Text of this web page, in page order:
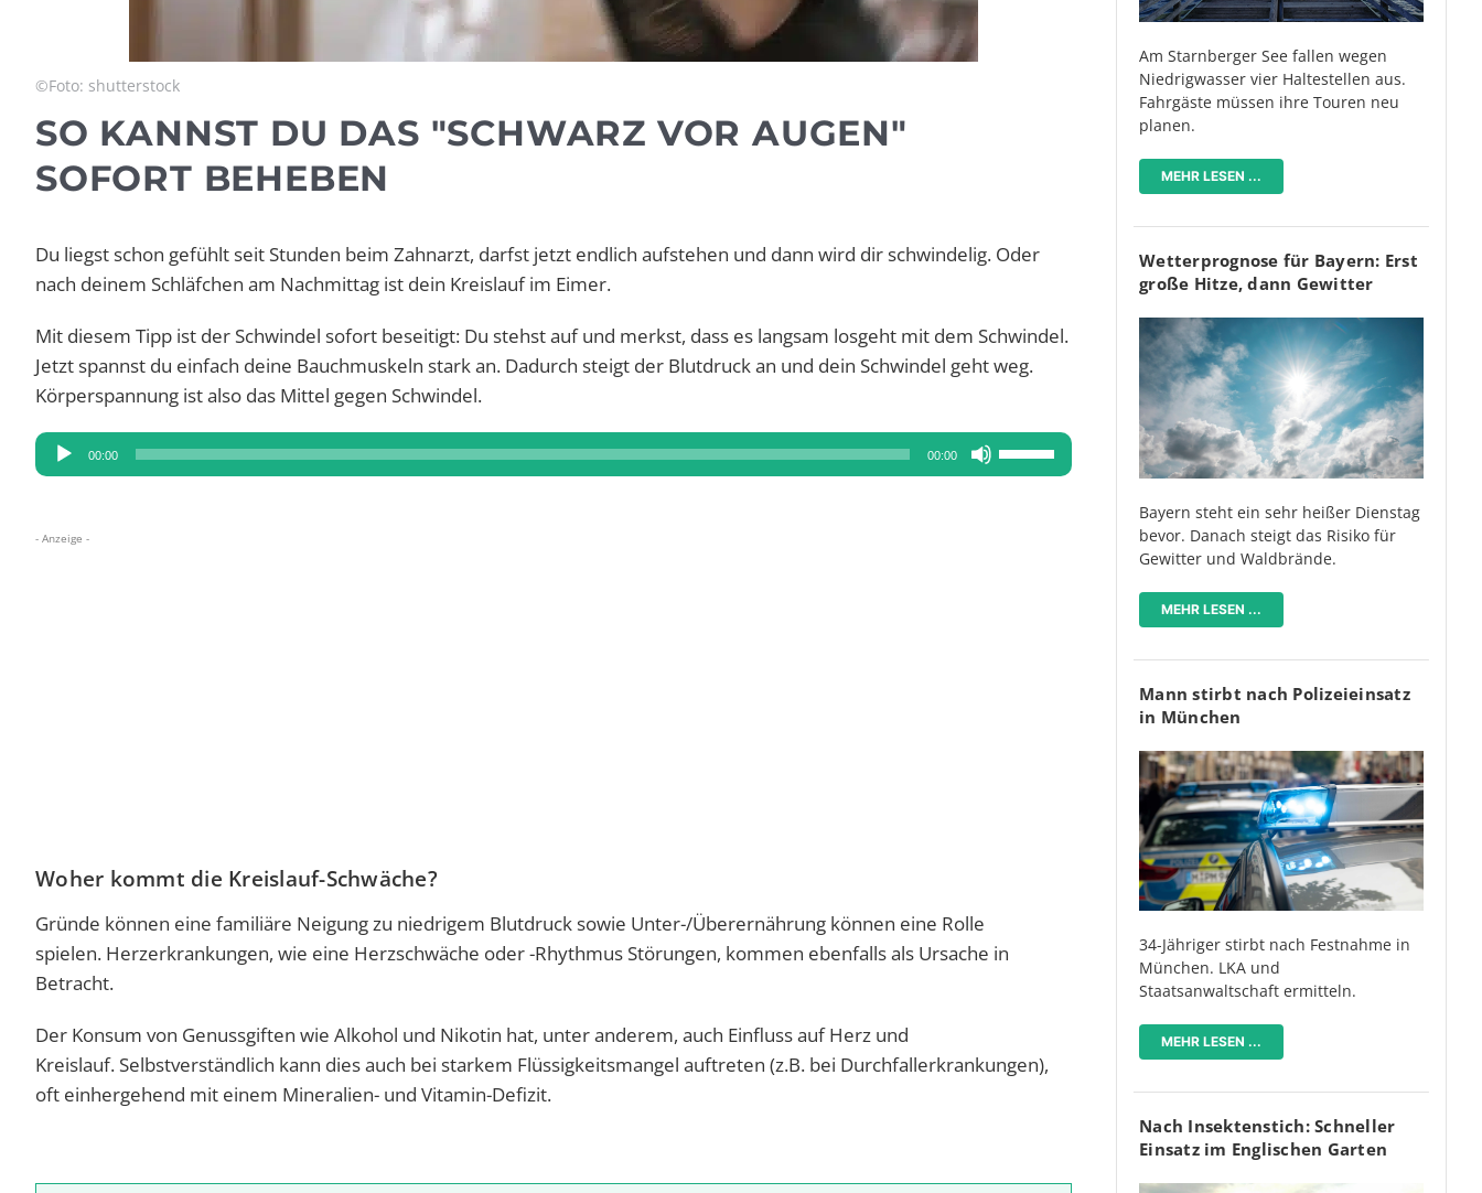
©Foto: shutterstock
SO KANNST DU DAS "SCHWARZ VOR AUGEN"
SOFORT BEHEBEN
Du liegst schon gefühlt seit Stunden beim Zahnarzt, darfst jetzt endlich aufstehen und dann wird dir schwindelig. Oder
nach deinem Schläfchen am Nachmittag ist dein Kreislauf im Eimer.
Mit diesem Tipp ist der Schwindel sofort beseitigt: Du stehst auf und merkst, dass es langsam losgeht mit dem Schwindel.
Jetzt spannst du einfach deine Bauchmuskeln stark an. Dadurch steigt der Blutdruck an und dein Schwindel geht weg.
Körperspannung ist also das Mittel gegen Schwindel.
Audio-
Player
00:00 00:00
Pfeiltasten
Hoch/Runter
- Anzeige -
Woher kommt die Kreislauf-Schwäche?
Gründe können eine familiäre Neigung zu niedrigem Blutdruck sowie Unter-/Überernährung können eine Rolle
spielen. Herzerkrankungen, wie eine Herzschwäche oder -Rhythmus Störungen, kommen ebenfalls als Ursache in
Betracht.
Der Konsum von Genussgiften wie Alkohol und Nikotin hat, unter anderem, auch Einfluss auf Herz und
Kreislauf. Selbstverständlich kann dies auch bei starkem Flüssigkeitsmangel auftreten (z.B. bei Durchfallerkrankungen),
oft einhergehend mit einem Mineralien- und Vitamin-Defizit.
Am Starnberger See fallen wegen
Niedrigwasser vier Haltestellen aus.
Fahrgäste müssen ihre Touren neu
planen.
MEHR LESEN ...
Wetterprognose für Bayern: Erst
große Hitze, dann Gewitter
Bayern steht ein sehr heißer Dienstag
bevor. Danach steigt das Risiko für
Gewitter und Waldbrände.
MEHR LESEN ...
Mann stirbt nach Polizeieinsatz
in München
34-Jähriger stirbt nach Festnahme in
München. LKA und
Staatsanwaltschaft ermitteln.
MEHR LESEN ...
Nach Insektenstich: Schneller
Einsatz im Englischen Garten